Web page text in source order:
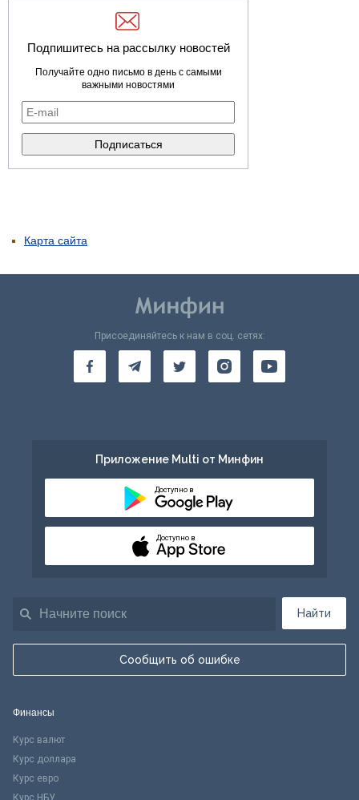
Подпишитесь на рассылку новостей
Получайте одно письмо в день с самыми
важными новостями
Карта сайта
Найти
Сообщить об ошибке
Присоединяйтесь к нам в соц. сетях:
Приложение Multi от Минфин
Доступно в
Доступно в
Финансы
Курс валют
Курс доллара
Курс евро
Курс НБУ